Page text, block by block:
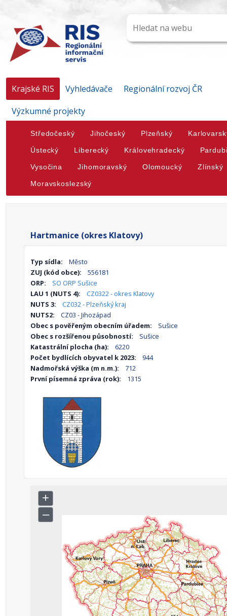
Krajské RIS Vyhledávače
Regionální rozvoj ČR
Výzkumné projekty
Středočeský Jihočeský Plzeňský
Ústecký Liberecký Královehradecký
Vysočina Jihomoravský Olomoucký Zlínský
Moravskoslezský
Hartmanice (okres Klatovy)
Typ sídla:
Město
ZUJ (kód obce):
556181
ORP:
SO ORP Sušice
LAU 1 (NUTS 4):
CZ0322 - okres Klatovy
NUTS 3:
CZ032 - Plzeňský kraj
NUTS2:
CZ03 - Jihozápad
Obec s pověřeným obecním úřadem:
Sušice
Obec s rozšířenou působností:
Sušice
Katastrální plocha (ha):
6220
Počet bydlících obyvatel k 2023:
944
Nadmořská výška (m n.m.):
712
První písemná zpráva (rok):
1315